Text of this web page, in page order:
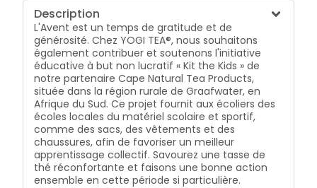
Description
L'Avent est un temps de gratitude et de
générosité. Chez YOGI TEA®, nous souhaitons
également contribuer et soutenons l'initiative
éducative à but non lucratif « Kit the Kids » de
notre partenaire Cape Natural Tea Products,
située dans la région rurale de Graafwater, en
Afrique du Sud. Ce projet fournit aux écoliers des
écoles locales du matériel scolaire et sportif,
comme des sacs, des vêtements et des
chaussures, afin de favoriser un meilleur
apprentissage collectif. Savourez une tasse de
thé réconfortante et faisons une bonne action
ensemble en cette période si particulière.